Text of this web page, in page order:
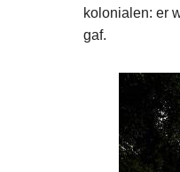
kolonialen: er
gaf.